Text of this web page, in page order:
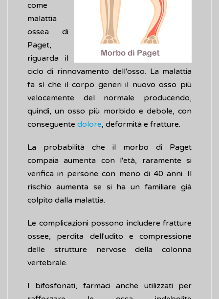
come
malattia
ossea di
Paget,
riguarda il
ciclo di rinnovamento dell'osso. La malattia
fa sì che il corpo generi il nuovo osso più
velocemente del normale producendo,
quindi, un osso più morbido e debole, con
conseguente dolore, deformità e fratture.
La probabilità che il morbo di Paget
compaia aumenta con l'età, raramente si
verifica in persone con meno di 40 anni. Il
rischio aumenta se si ha un familiare già
colpito dalla malattia.
Le complicazioni possono includere fratture
ossee, perdita dell'udito e compressione
delle strutture nervose della colonna
vertebrale.
I bifosfonati, farmaci anche utilizzati per